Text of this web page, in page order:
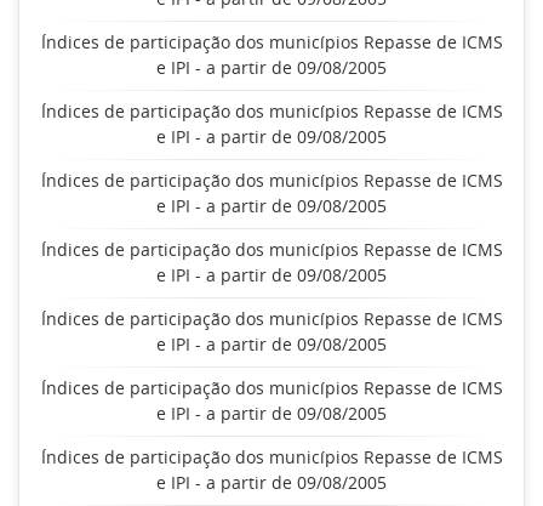
Índices de participação dos municípios Repasse de ICMS
e IPI - a partir de 09/08/2005
Índices de participação dos municípios Repasse de ICMS
e IPI - a partir de 09/08/2005
Índices de participação dos municípios Repasse de ICMS
e IPI - a partir de 09/08/2005
Índices de participação dos municípios Repasse de ICMS
e IPI - a partir de 09/08/2005
Índices de participação dos municípios Repasse de ICMS
e IPI - a partir de 09/08/2005
Índices de participação dos municípios Repasse de ICMS
e IPI - a partir de 09/08/2005
Índices de participação dos municípios Repasse de ICMS
e IPI - a partir de 09/08/2005